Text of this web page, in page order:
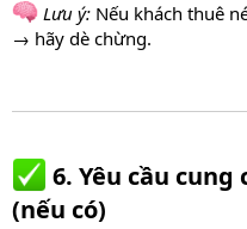
Lưu ý: Nếu khách thuê
→ hãy dè chừng.
6. Yêu cầu
(nếu có)​